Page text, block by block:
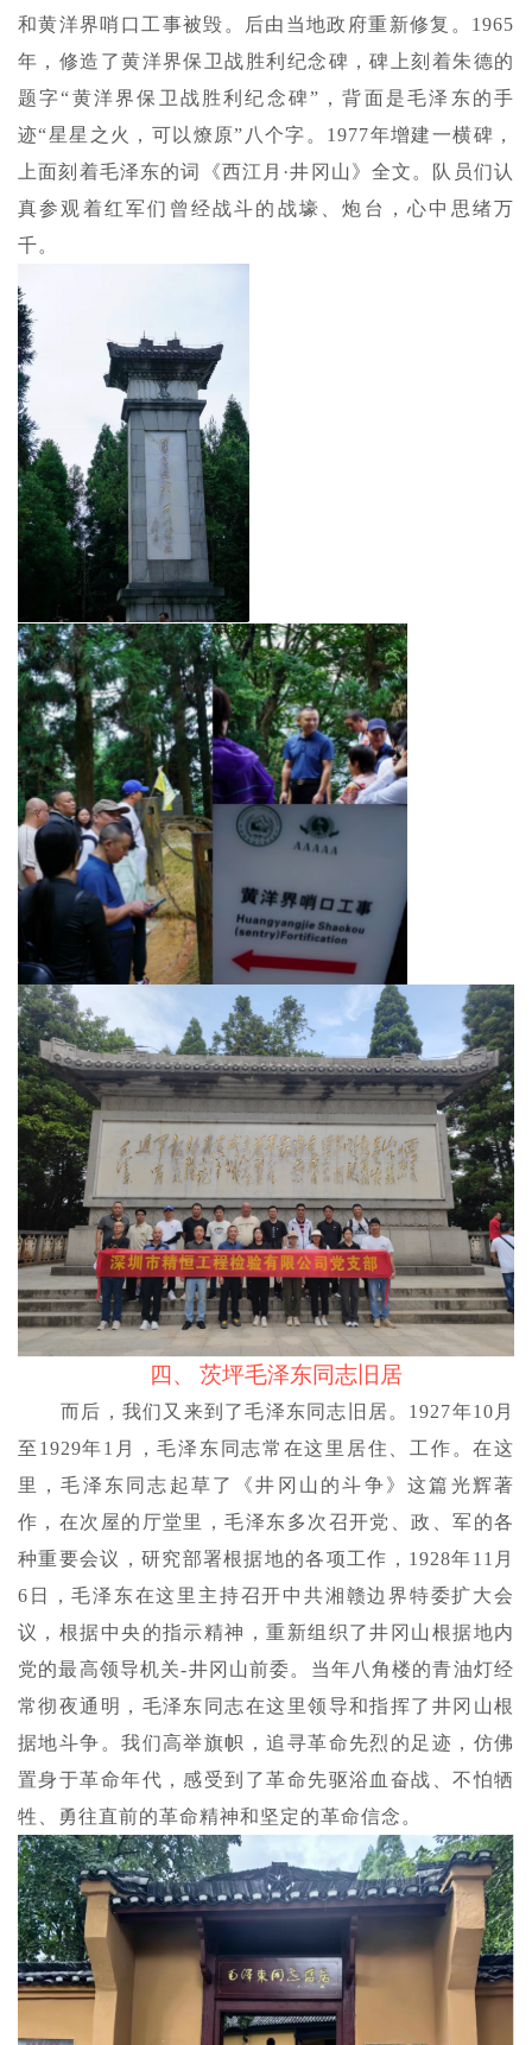
和黄洋界哨口工事被毁。后由当地政府重新修复。1965
年，修造了黄洋界保卫战胜利纪念碑，碑上刻着朱德的
题字“黄洋界保卫战胜利纪念碑”，背面是毛泽东的手
迹“星星之火，可以燎原”八个字。1977年增建一横碑，
上面刻着毛泽东的词《西江月·井冈山》全文。队员们认
真参观着红军们曾经战斗的战壕、炮台，心中思绪万
千。
四、 茨坪毛泽东同志旧居
而后，我们又来到了毛泽东同志旧居。 1927年10月
至1929年1月，毛泽东同志常在这里居住、工作。在这
里，毛泽东同志起草了《井冈山的斗争》这篇光辉著
作，在次屋的厅堂里，毛泽东多次召开党、政、军的各
种重要会议，研究部署根据地的各项工作，1928年11月
6日，毛泽东在这里主持召开中共湘赣边界特委扩大会
议，根据中央的指示精神，重新组织了井冈山根据地内
党的最高领导机关-井冈山前委。当年八角楼的青油灯经
常彻夜通明，毛泽东同志在这里领导和指挥了井冈山根
据地斗争。我们高举旗帜，追寻革命先烈的足迹，仿佛
置身于革命年代，感受到了革命先驱浴血奋战、不怕牺
牲、勇往直前的革命精神和坚定的革命信念。